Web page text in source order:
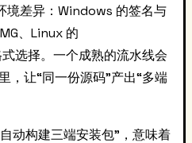
境差异：Windows 的签名与
、Linux 的
选择。一个成熟的流水线会
，让“同一份源码”产出“多端
动构建三端安装包”，意味着